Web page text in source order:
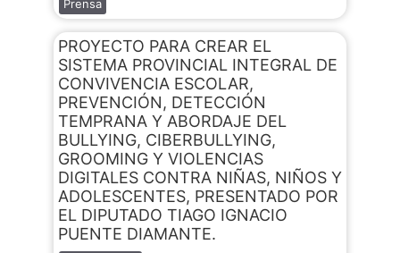
Prensa
PROYECTO PARA CREAR EL
SISTEMA PROVINCIAL INTEGRAL DE
CONVIVENCIA ESCOLAR,
PREVENCIÓN, DETECCIÓN
TEMPRANA Y ABORDAJE DEL
BULLYING, CIBERBULLYING,
GROOMING Y VIOLENCIAS
DIGITALES CONTRA NIÑAS, NIÑOS Y
ADOLESCENTES, PRESENTADO POR
EL DIPUTADO TIAGO IGNACIO
PUENTE DIAMANTE.